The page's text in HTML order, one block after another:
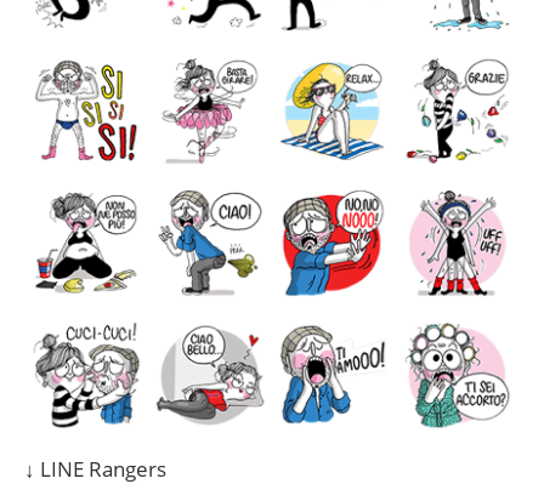
↓ LINE Rangers